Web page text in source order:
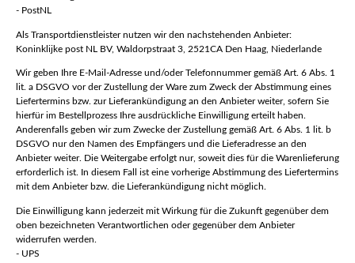
- PostNL
Als Transportdienstleister nutzen wir den nachstehenden Anbieter:
Koninklijke post NL BV, Waldorpstraat 3, 2521CA Den Haag, Niederlande
Wir geben Ihre E-Mail-Adresse und/oder Telefonnummer gemäß Art. 6 Abs. 1
lit. a DSGVO vor der Zustellung der Ware zum Zweck der Abstimmung eines
Liefertermins bzw. zur Lieferankündigung an den Anbieter weiter, sofern Sie
hierfür im Bestellprozess Ihre ausdrückliche Einwilligung erteilt haben.
Anderenfalls geben wir zum Zwecke der Zustellung gemäß Art. 6 Abs. 1 lit. b
DSGVO nur den Namen des Empfängers und die Lieferadresse an den
Anbieter weiter. Die Weitergabe erfolgt nur, soweit dies für die Warenlieferung
erforderlich ist. In diesem Fall ist eine vorherige Abstimmung des Liefertermins
mit dem Anbieter bzw. die Lieferankündigung nicht möglich.
Die Einwilligung kann jederzeit mit Wirkung für die Zukunft gegenüber dem
oben bezeichneten Verantwortlichen oder gegenüber dem Anbieter
widerrufen werden.
- UPS